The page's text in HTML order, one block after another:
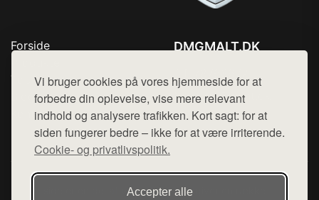
Vi bruger cookies på vores hjemmeside for at
forbedre din oplevelse, vise mere relevant
indhold og analysere trafikken. Kort sagt: for at
siden fungerer bedre – ikke for at være irriterende.
Cookie- og privatlivspolitik.
Accepter alle
Forside
Top Rabatter
Blog
Kontakt
DMGMALT.DK
Mail: hej@want.dk
Cookie- og privatlivspolitik
Denne side er en del af want.dk, der udgiver en række